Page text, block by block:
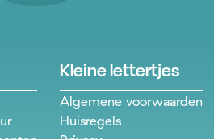
Kleine lettertjes
Algemene voorwaarden
Huisregels